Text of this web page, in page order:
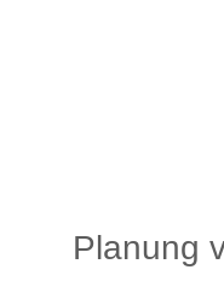
Planung